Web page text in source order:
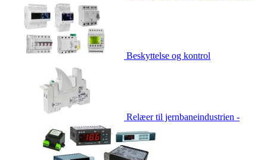
Beskyttelse og kontrol
Relæer til jernbaneindustrien -